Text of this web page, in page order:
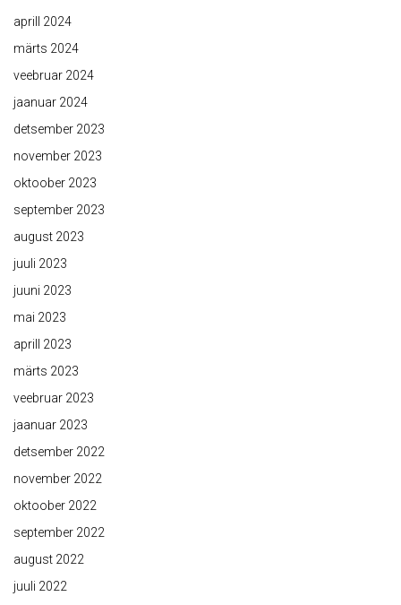
aprill 2024
märts 2024
veebruar 2024
jaanuar 2024
detsember 2023
november 2023
oktoober 2023
september 2023
august 2023
juuli 2023
juuni 2023
mai 2023
aprill 2023
märts 2023
veebruar 2023
jaanuar 2023
detsember 2022
november 2022
oktoober 2022
september 2022
august 2022
juuli 2022